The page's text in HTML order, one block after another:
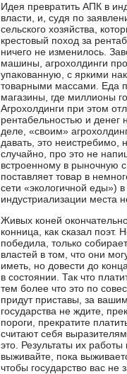
Идея превратить АПК в
власти, и, судя по
сельского хозяйства,
крестовый поход за
ничего не изменилось.
машины, агрохолдинги
упакованную, с яркими
товарными массами. Еда
магазины, где миллионы
Агрохолдинги при этом
рентабельностью и денег
деле, «своим»
давать, это
случайно, про это не
встроенному в рыночную
поставляет товар в
сети «экологичной еды») в
индустриализации места
Живых коней
конница, как сказал
победила, только
властей в том, что они
иметь, но довести до
в состоянии. Так что
тем более что это по
придут приставы, за
государства не ждите,
пороги, прекратите
считают себя
это. Результаты их
выживайте, пока
чтобы государство вас не